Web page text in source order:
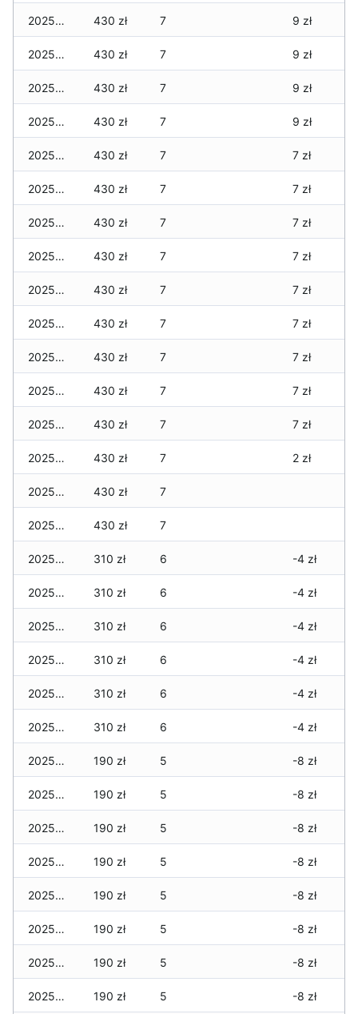
2025-12-19 430 zł 7 9 zł
2025-12-18 430 zł 7 9 zł
2025-12-17 430 zł 7 9 zł
2025-12-16 430 zł 7 9 zł
2025-12-15 430 zł 7 7 zł
2025-12-14 430 zł 7 7 zł
2025-12-13 430 zł 7 7 zł
2025-12-12 430 zł 7 7 zł
2025-12-11 430 zł 7 7 zł
2025-12-10 430 zł 7 7 zł
2025-12-09 430 zł 7 7 zł
2025-12-08 430 zł 7 7 zł
2025-12-07 430 zł 7 7 zł
2025-12-06 430 zł 7 2 zł
2025-12-05 430 zł 7
2025-12-04 430 zł 7
2025-12-03 310 zł 6 -4 zł
2025-12-02 310 zł 6 -4 zł
2025-12-01 310 zł 6 -4 zł
2025-11-30 310 zł 6 -4 zł
2025-11-29 310 zł 6 -4 zł
2025-11-28 310 zł 6 -4 zł
2025-11-27 190 zł 5 -8 zł
2025-11-26 190 zł 5 -8 zł
2025-11-25 190 zł 5 -8 zł
2025-11-24 190 zł 5 -8 zł
2025-11-23 190 zł 5 -8 zł
2025-11-22 190 zł 5 -8 zł
2025-11-21 190 zł 5 -8 zł
2025-11-20 190 zł 5 -8 zł